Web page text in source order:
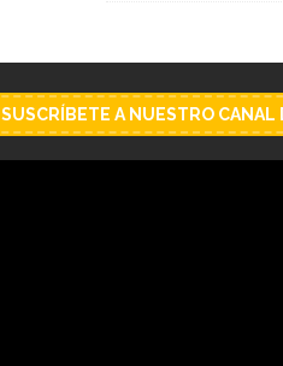
SUSCRÍBETE A NUESTRO CANAL